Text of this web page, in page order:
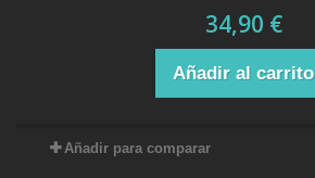
34,90 €
Añadir al carrito
Añadir para comparar